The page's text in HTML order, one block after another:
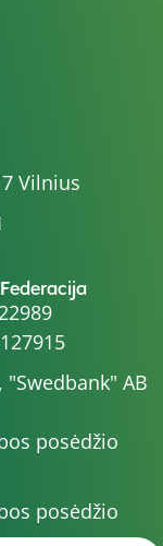
Vilnius
"Swedbank" AB
posėdžio
posėdžio